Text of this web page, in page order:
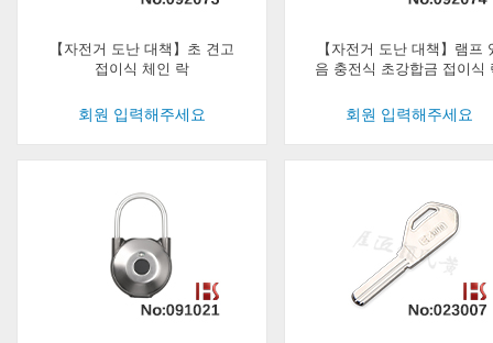
【자전거 도난 대책】초 견고
접이식 체인 락
회원 입력해주세요
【자전거 도난 대책】램프
음 충전식 초강합금 접이식
회원 입력해주세요